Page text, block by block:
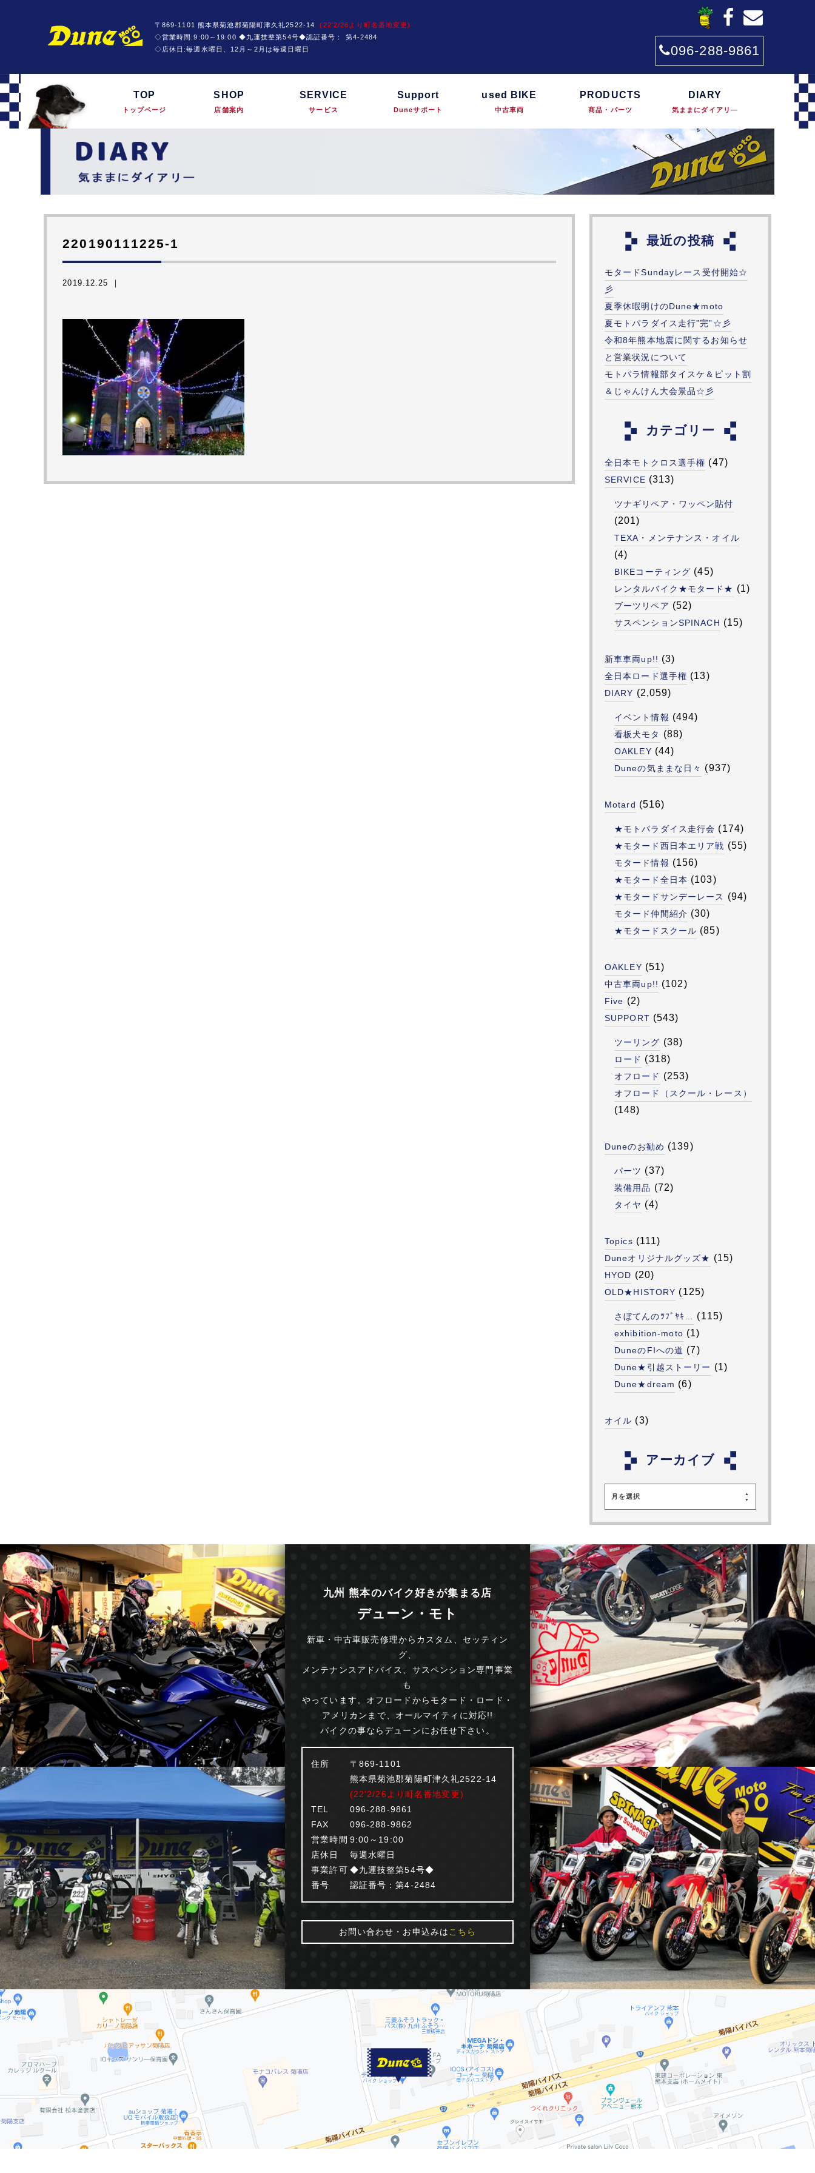
〒869-1101 熊本県菊池郡菊陽町津久礼2522-14(22'2/26より町名番地変更)
◇営業時間:9:00～19:00 ◆九運技整第54号◆認証番号： 第4-2484
◇店休日:毎週水曜日、12月～2月は毎週日曜日
096-288-9861
TOP
トップページ
SHOP
店舗案内
SERVICE
サービス
Support
Duneサポート
used BIKE
中古車両
PRODUCTS
商品・パーツ
DIARY
気ままにダイアリ―
220190111225-1
2019.12.25 ｜
最近の投稿
モタードSundayレース受付開始☆
彡
夏季休暇明けのDune★moto
夏モトパラダイス走行”完”☆彡
令和8年熊本地震に関するお知らせ
と営業状況について
モトパラ情報部タイスケ＆ピット割
＆じゃんけん大会景品☆彡
カテゴリー
全日本モトクロス選手権 (47)
SERVICE (313)
ツナギリペア・ワッペン貼付
(201)
TEXA・メンテナンス・オイル
(4)
BIKEコーティング (45)
レンタルバイク★モタード★ (1)
ブーツリペア (52)
サスペンションSPINACH (15)
新車車両up!! (3)
全日本ロード選手権 (13)
DIARY (2,059)
イベント情報 (494)
看板犬モタ (88)
OAKLEY (44)
Duneの気ままな日々 (937)
Motard (516)
★モトパラダイス走行会 (174)
★モタード西日本エリア戦 (55)
モタード情報 (156)
★モタード全日本 (103)
★モタードサンデーレース (94)
モタード仲間紹介 (30)
★モタードスクール (85)
OAKLEY (51)
中古車両up!! (102)
Five (2)
SUPPORT (543)
ツーリング (38)
ロード (318)
オフロード (253)
オフロード（スクール・レース）
(148)
Duneのお勧め (139)
パーツ (37)
装備用品 (72)
タイヤ (4)
Topics (111)
Duneオリジナルグッズ★ (15)
HYOD (20)
OLD★HISTORY (125)
さぼてんのﾂﾌﾞﾔｷ… (115)
exhibition-moto (1)
DuneのFIへの道 (7)
Dune★引越ストーリー (1)
Dune★dream (6)
オイル (3)
アーカイブ
月を選択
九州 熊本のバイク好きが集まる店
デューン・モト
新車・中古車販売修理からカスタム、セッティン
グ、
メンテナンスアドバイス、サスペンション専門事業
も
やっています。オフロードからモタード・ロード・
アメリカンまで、オールマイティに対応!!
バイクの事ならデューンにお任せ下さい。
住所
〒869-1101
熊本県菊池郡菊陽町津久礼2522-14
(22'2/26より町名番地変更)
TEL
096-288-9861
FAX
096-288-9862
営業時間 9:00～19:00
店休日
毎週水曜日
事業許可
番号
◆九運技整第54号◆
認証番号：第4-2484
お問い合わせ・お申込みは こちら